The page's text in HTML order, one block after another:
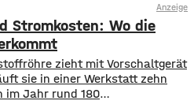
Versiegelte Flächen, sehr
heimische Blühpflanzen
Rückzugsräume. Ein
ist keine Wunderlösung, kann
Anzeige
Stromkosten: Wo die
zieht mit Vorschaltgerät
sie in einer Werkstatt zehn
im Jahr rund 180